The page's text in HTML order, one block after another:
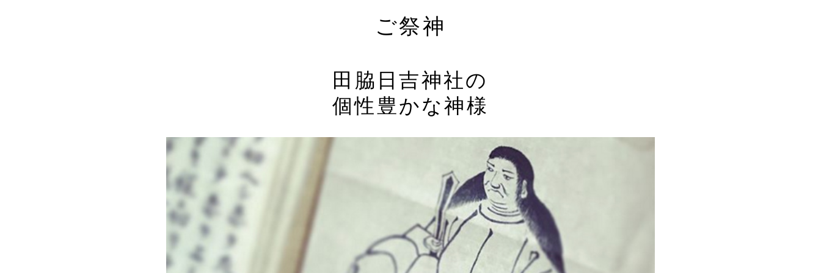
ご祭神
田脇日吉神社の
個性豊かな神様